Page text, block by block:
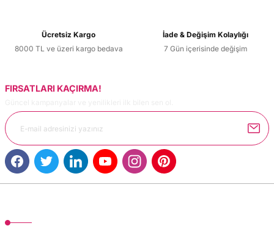
Ücretsiz Kargo
8000 TL ve üzeri kargo bedava
İade & Değişim Kolaylığı
7 Gün içerisinde değişim
FIRSATLARI KAÇIRMA!